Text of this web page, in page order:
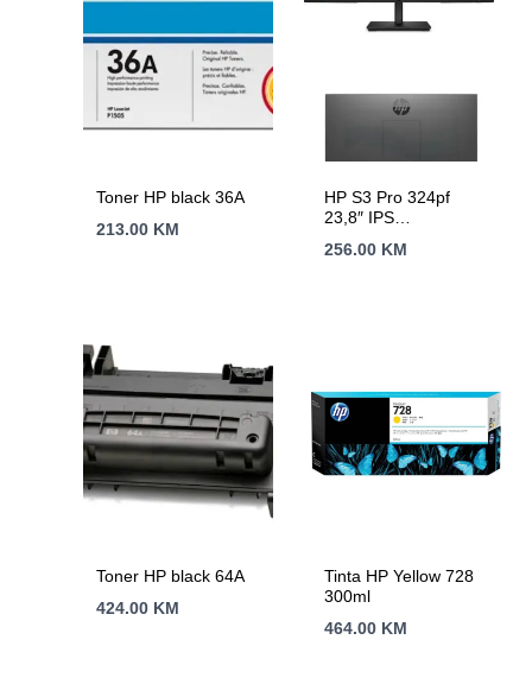
Toner HP black 36A
213.00 KM
HP S3 Pro 324pf
23,8″ IPS
godine garancije
256.00 KM
Toner HP black 64A
424.00 KM
Tinta HP Yellow 728
300ml
464.00 KM